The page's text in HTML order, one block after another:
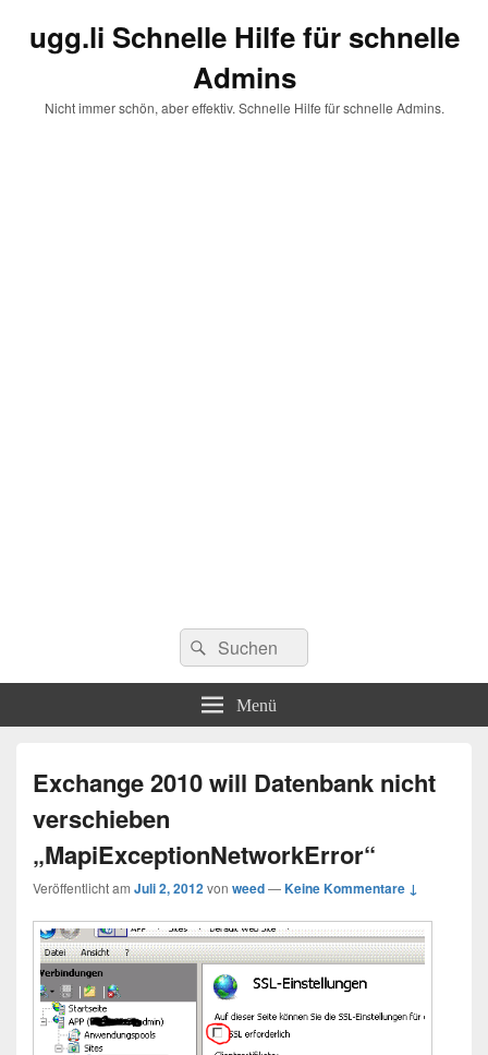
ugg.li Schnelle Hilfe für schnelle
Admins
Nicht immer schön, aber effektiv. Schnelle Hilfe für schnelle Admins.
Suchen
nach:
Suchen
Menü
Exchange 2010 will Datenbank nicht
verschieben
„MapiExceptionNetworkError“
Veröffentlicht am Juli 2, 2012von weed—Keine Kommentare ↓